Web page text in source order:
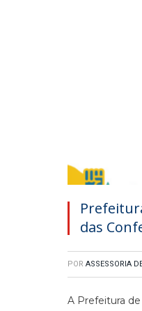
das
POR ASSESSORIA
A Prefeitura